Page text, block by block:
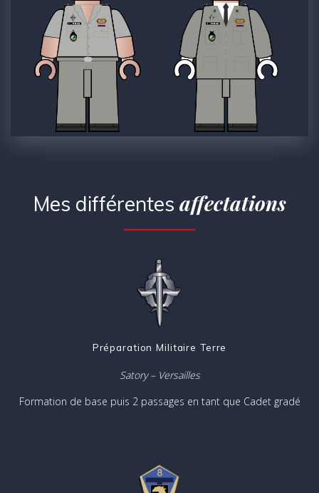
Mes différentes affectations
Préparation Militaire Terre
Satory – Versailles
Formation de base puis 2 passages en tant que Cadet gradé